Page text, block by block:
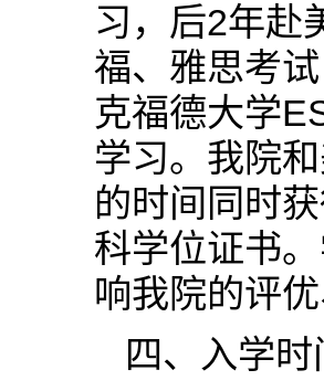
习，后2年赴
福、雅思考
克福德大学
学习。我院
的时间同时
科学位证书
响我院的评
四、入学时